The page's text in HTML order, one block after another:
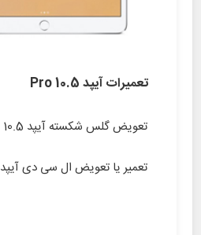
تعمیرات آیپد Pro 10.5
تعویض گلس شکسته آیپد Pro 10.5
تعمیر یا تعویض ال سی دی آیپد Pro 10.5